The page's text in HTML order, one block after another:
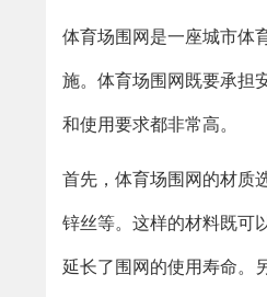
体育场围网是一座城市体
施。体育场围网既要承担
和使用要求都非常高。
首先，体育场围网的材质
锌丝等。这样的材料既可
延长了围网的使用寿命。